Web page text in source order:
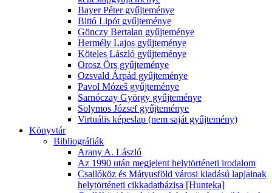
Bayer Péter gyűjteménye
Bittó Lipót gyűjteménye
Gönczy Bertalan gyűjteménye
Hermély Lajos gyűjteménye
Köteles László gyűjteménye
Orosz Örs gyűjteménye
Ozsvald Árpád gyűjteménye
Pavol Mózeš gyűjteménye
Sarnóczay György gyűjteménye
Solymos József gyűjteménye
Virtuális képeslap (nem saját gyűjtemény)
Könyvtár
Bibliográfiák
Arany A. László
Az 1990 után megjelent helytörténeti irodalom
Csallóköz és Mátyusföld városi kiadású lapjainak
helytörténeti cikkadatbázisa [Hunteka]